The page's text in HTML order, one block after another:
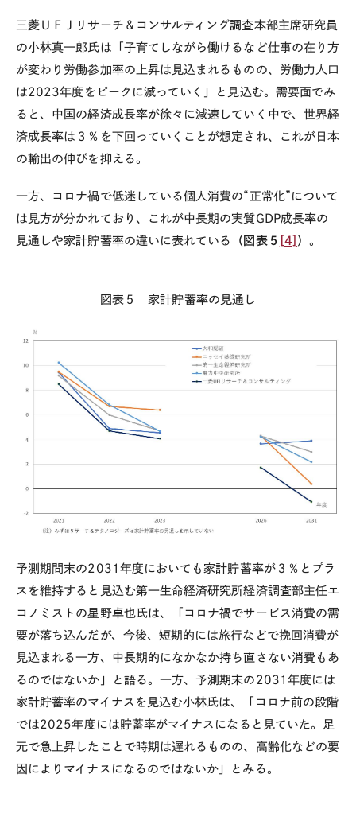
三菱ＵＦＪリサーチ＆コンサルティング調査本部主席研究員
の小林真一郎氏は「子育てしながら働けるなど仕事の在り方
が変わり労働参加率の上昇は見込まれるものの、労働力人口
は2023年度をピークに減っていく」と見込む。需要面でみ
ると、中国の経済成長率が徐々に減速していく中で、世界経
済成長率は３％を下回っていくことが想定され、これが日本
の輸出の伸びを抑える。
一方、コロナ禍で低迷している個人消費の“正常化”について
は見方が分かれており、これが中長期の実質GDP成長率の
見通しや家計貯蓄率の違いに表れている
（図表５ [4] ） 。
図表５ 家計貯蓄率の見通し
予測期間末の2031 年度においても家計貯蓄率が３％とプラ
スを維持すると見込む第一生命経済研究所経済調査部主任エ
コノミストの星野卓也氏は、「コロナ禍でサービス消費の需
要が落ち込んだが、今後、短期的には旅行などで挽回消費が
見込まれる一方、中長期的になかなか持ち直さない消費もあ
るのではないか」と語る。一方、予測期末の 2031 年度には
家計貯蓄率のマイナスを見込む小林氏は、「コロナ前の段階
では2025年度には貯蓄率がマイナスになると見ていた。足
元で急上昇したことで時期は遅れるものの、高齢化などの要
因によりマイナスになるのではないか」とみる。